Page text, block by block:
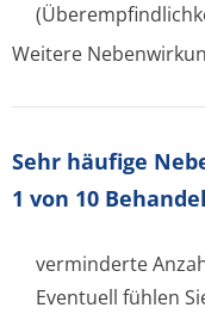
Weitere
Sehr häufige
1 von 10
verminderte
Eventuell fühlen